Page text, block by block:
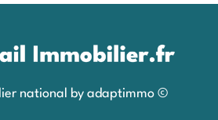
national by adaptimmo ©